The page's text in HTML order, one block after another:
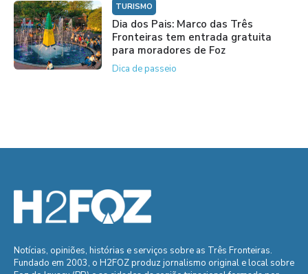
TURISMO
Dia dos Pais: Marco das Três
Fronteiras tem entrada gratuita
para moradores de Foz
Dica de passeio
Notícias, opiniões, histórias e serviços sobre as Três Fronteiras.
Fundado em 2003, o H2FOZ produz jornalismo original e local sobre